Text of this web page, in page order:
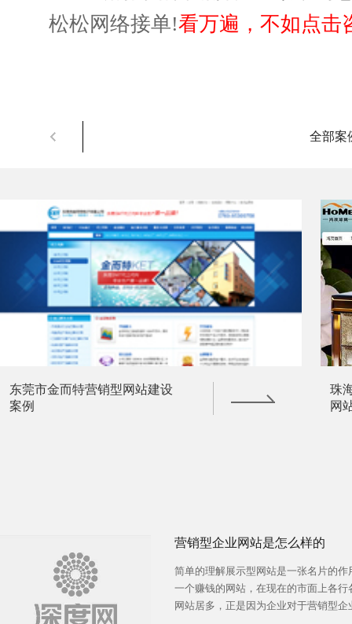
松松网络接单!看万遍，不如点击
全部案
东莞市金而特营销型网站建设
案例
珠
网
营销型企业网站是怎么样的
简单的理解展示型网站是一张名片的作
一个赚钱的网站，在现在的市面上各行
网站居多，正是因为企业对于营销型企